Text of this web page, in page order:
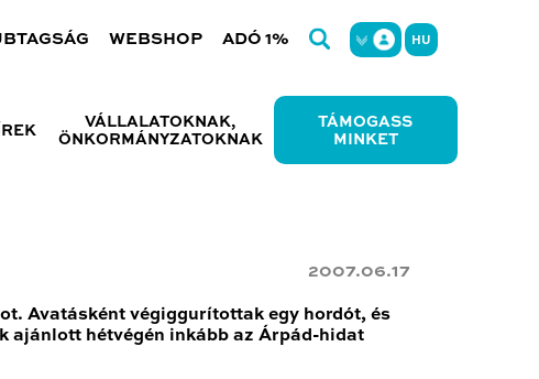
WEBSHOP ADÓ 1% HU
VÁLLALATOKNAK,
ÖNKORMÁNYZATOKNAK
TÁMOGASS
MINKET
2007.06.17
Avatásként végiggurítottak egy hordót, és
ajánlott hétvégén inkább az Árpád-hidat